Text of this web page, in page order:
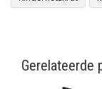
Gerelateerde